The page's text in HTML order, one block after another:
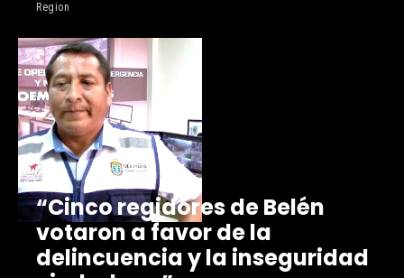
Region
“Cinco regidores de Belén
votaron a favor de la
delincuencia y la inseguridad